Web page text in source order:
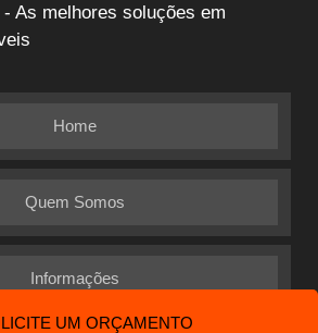
UM ORÇAMENTO
As melhores soluções em
Home
Quem Somos
Informações